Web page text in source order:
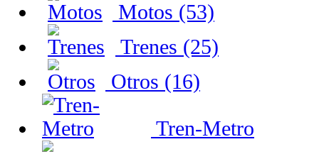
Motos (53)
Trenes (25)
Otros (16)
Tren-Metro